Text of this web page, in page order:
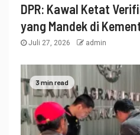
DPR: Kawal Ketat
yang Mandek di
Juli 27, 2026 admin
3 min read